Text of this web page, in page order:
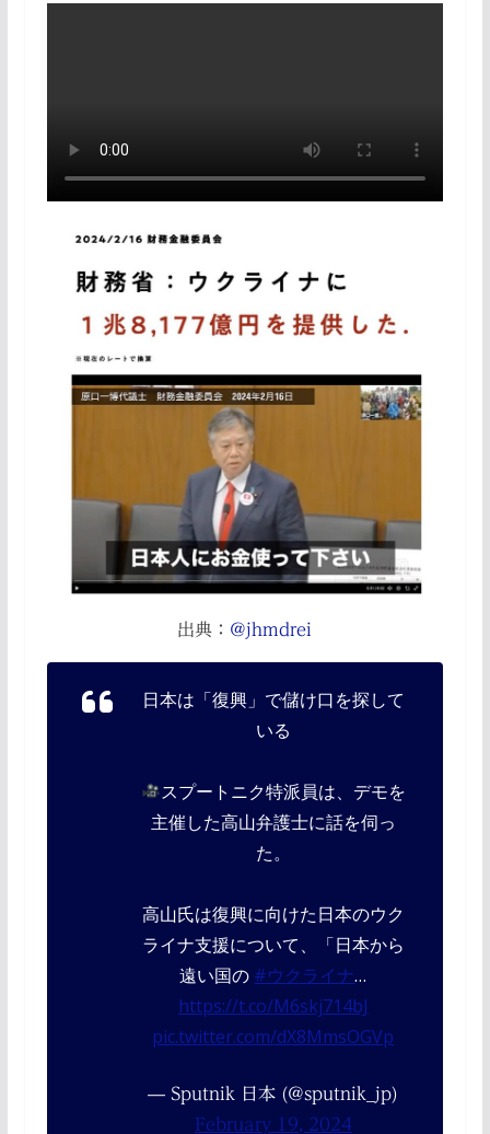
出典： @jhmdrei
日本は「復興」で儲け口を探して
いる
スプートニク特派員は、デモを
主催した高山弁護士に話を伺っ
た。
高山氏は復興に向けた日本のウク
ライナ支援について、「日本から
遠い国の #ウクライナ…
https://t.co/M6skj714bJ
pic.twitter.com/dX8MmsOGVp
— Sputnik 日本 (@sputnik_jp)
February 19, 2024